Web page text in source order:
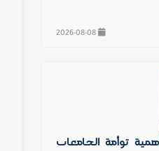
2026-08-08
توأمة الجامعات